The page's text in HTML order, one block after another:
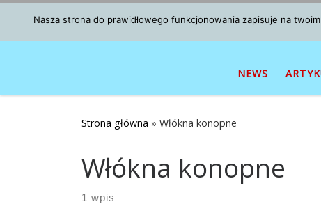
Przejdź do treści
NEWS
Strona główna » Włókna konopne
Włókna konopne
1 wpis
Nasza strona do prawidłowego funkcjonowania zapisuje na